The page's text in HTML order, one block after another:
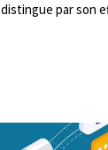
distingue par son